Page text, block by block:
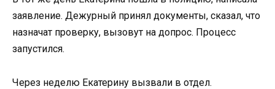
заявление. Дежурный принял документы, сказал, что
назначат проверку, вызовут на допрос. Процесс
запустился.
Через неделю Екатерину вызвали в отдел.